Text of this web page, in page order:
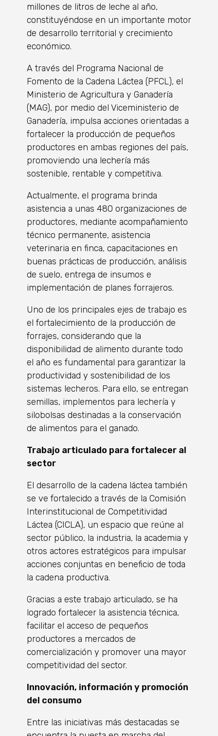
millones de litros de leche al año,
constituyéndose en un importante motor
de desarrollo territorial y crecimiento
económico.
A través del Programa Nacional de
Fomento de la Cadena Láctea (PFCL), el
Ministerio de Agricultura y Ganadería
(MAG), por medio del Viceministerio de
Ganadería, impulsa acciones orientadas a
fortalecer la producción de pequeños
productores en ambas regiones del país,
promoviendo una lechería más
sostenible, rentable y competitiva.
Actualmente, el programa brinda
asistencia a unas 480 organizaciones de
productores, mediante acompañamiento
técnico permanente, asistencia
veterinaria en finca, capacitaciones en
buenas prácticas de producción, análisis
de suelo, entrega de insumos e
implementación de planes forrajeros.
Uno de los principales ejes de trabajo es
el fortalecimiento de la producción de
forrajes, considerando que la
disponibilidad de alimento durante todo
el año es fundamental para garantizar la
productividad y sostenibilidad de los
sistemas lecheros. Para ello, se entregan
semillas, implementos para lechería y
silobolsas destinadas a la conservación
de alimentos para el ganado.
Trabajo articulado para fortalecer al
sector
El desarrollo de la cadena láctea también
se ve fortalecido a través de la Comisión
Interinstitucional de Competitividad
Láctea (CICLA), un espacio que reúne al
sector público, la industria, la academia y
otros actores estratégicos para impulsar
acciones conjuntas en beneficio de toda
la cadena productiva.
Gracias a este trabajo articulado, se ha
logrado fortalecer la asistencia técnica,
facilitar el acceso de pequeños
productores a mercados de
comercialización y promover una mayor
competitividad del sector.
Innovación, información y promoción
del consumo
Entre las iniciativas más destacadas se